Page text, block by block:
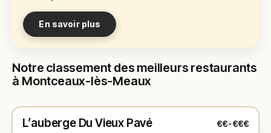
En savoir plus
Notre classement des meilleurs restaurants
à Montceaux-lès-Meaux
★ N° 1
L’auberge Du Vieux Pavé €€-€€€